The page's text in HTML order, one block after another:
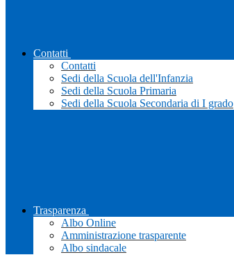
Contatti
Contatti
Sedi della Scuola dell'Infanzia
Sedi della Scuola Primaria
Sedi della Scuola Secondaria di I grado
Trasparenza
Albo Online
Amministrazione trasparente
Albo sindacale